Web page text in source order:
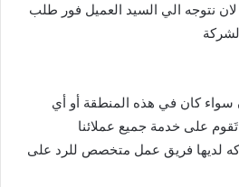
نتوجه الي السيد العميل فور طلب
سواء كان في هذه المنطقة أو أي
على خدمة جميع عملائنا
لديها فريق عمل متخصص للرد على